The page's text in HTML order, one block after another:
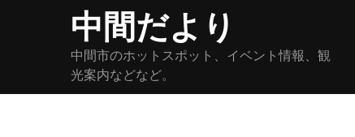
中間だより
中間市のホットスポット、イベント情報、観
光案内などなど。